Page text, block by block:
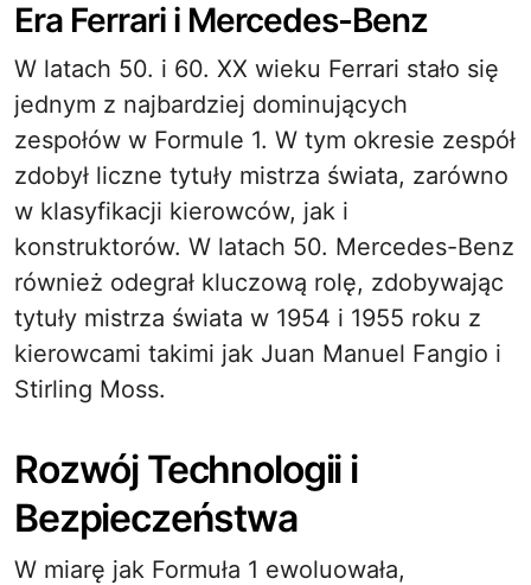
Era Ferrari i Mercedes-Benz
W latach 50. i 60. XX wieku Ferrari stało się
jednym z najbardziej dominujących
zespołów w Formule 1. W tym okresie zespół
zdobył liczne tytuły mistrza świata, zarówno
w klasyfikacji kierowców, jak i
konstruktorów. W latach 50. Mercedes-Benz
również odegrał kluczową rolę, zdobywając
tytuły mistrza świata w 1954 i 1955 roku z
kierowcami takimi jak Juan Manuel Fangio i
Stirling Moss.
Rozwój Technologii i
Bezpieczeństwa
W miarę jak Formuła 1 ewoluowała,